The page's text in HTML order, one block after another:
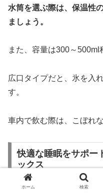
水筒を選ぶ際は、保温性
ましょう。
また、容量は300～500ml
広口タイプだと、氷を入
す。
車内で飲む際は、こぼれ
快適な睡眠をサポー
ックス
ホーム 検索